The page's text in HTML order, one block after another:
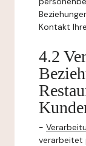
Kontakt
4.2
-
verarbeitet